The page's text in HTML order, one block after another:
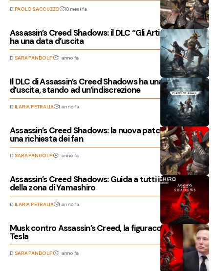
DiPAOLO SACCUZZO 10 mesi fa
Assassin’s Creed Shadows: il DLC “Gli Artigli di Awaji”
ha una data d’uscita
DiSARA PANDOLFI 1 anno fa
Il DLC di Assassin’s Creed Shadows ha una data
d’uscita, stando ad un’indiscrezione
DiILARIA PETRALIA 1 anno fa
Assassin’s Creed Shadows: la nuova patch soddisfa
una richiesta dei fan
DiSARA PANDOLFI 1 anno fa
Assassin’s Creed Shadows: Guida a tutti i collezionabili
della zona di Yamashiro
DiILARIA PETRALIA 1 anno fa
Musk contro Assassin’s Creed, la figuraccia del boss
Tesla
DiSARA PANDOLFI 1 anno fa